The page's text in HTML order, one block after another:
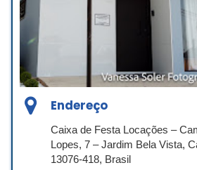
Endereço
Caixa de Festa Locações –
Lopes, 7 – Jardim Bela Vista,
13076-418, Brasil